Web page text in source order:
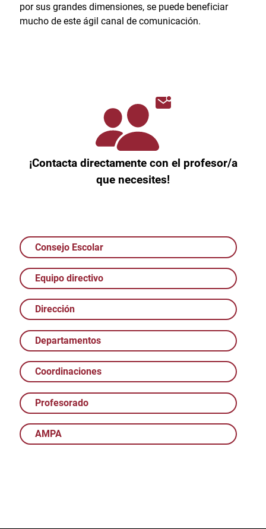
por sus grandes dimensiones, se puede beneficiar
mucho de este ágil canal de comunicación.
¡Contacta directamente con el profesor/a
que necesites!
Consejo Escolar
Equipo directivo
Dirección
Departamentos
Coordinaciones
Profesorado
AMPA